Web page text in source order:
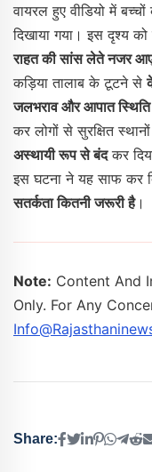
वायरल हुए वीडियो में
दिखाया गया। इस दृश्य
राहत की सांस लेते नजर
कड़िया तालाब के टूटने से
जलभराव और आपात स्थिति
कर लोगों से सुरक्षित
अस्थायी रूप से बंदकर
इस घटना ने यह साफ कर
सतर्कता कितनी जरूरी है।
Note: Content And
Only. For Any
Share: